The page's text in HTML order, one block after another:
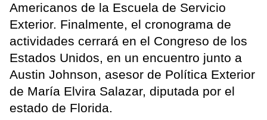
Americanos de la Escuela de Servicio
Exterior. Finalmente, el cronograma de
actividades cerrará en el Congreso de los
Estados Unidos, en un encuentro junto a
Austin Johnson, asesor de Política Exterior
de María Elvira Salazar, diputada por el
estado de Florida.